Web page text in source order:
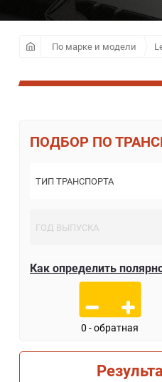
По марке и модели
ПО
Как определить
0 - обратная